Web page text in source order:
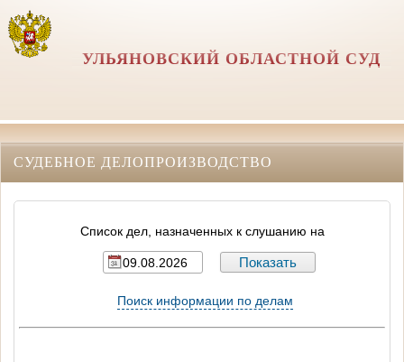
УЛЬЯНОВСКИЙ ОБЛАСТНОЙ СУД
СУДЕБНОЕ ДЕЛОПРОИЗВОДСТВО
Список дел, назначенных к слушанию на
Поиск информации по делам